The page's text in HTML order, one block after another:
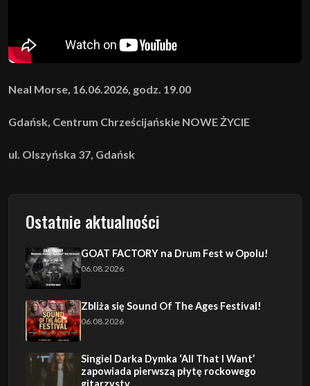
Neal Morse, 16.06.2026, godz. 19.00
Gdańsk, Centrum Chrześcijańskie NOWE ŻYCIE
ul. Olszyńska 37, Gdańsk
Ostatnie aktualności
GOAT FACTORY na Drum Fest w Opolu!
06.08.2026
Zbliża się Sound Of The Ages Festival!
06.08.2026
Singiel Darka Dymka ‘All That I Want’
zapowiada pierwszą płytę rockowego